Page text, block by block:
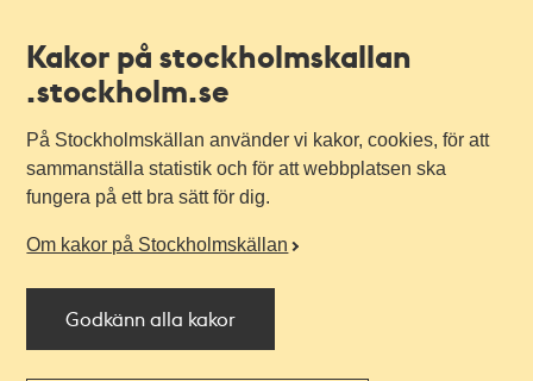
Kakor på stockholmskallan
.stockholm.se
På Stockholmskällan använder vi kakor, cookies, för att
sammanställa statistik och för att webbplatsen ska
fungera på ett bra sätt för dig.
Om kakor på Stockholmskällan
Godkänn alla kakor